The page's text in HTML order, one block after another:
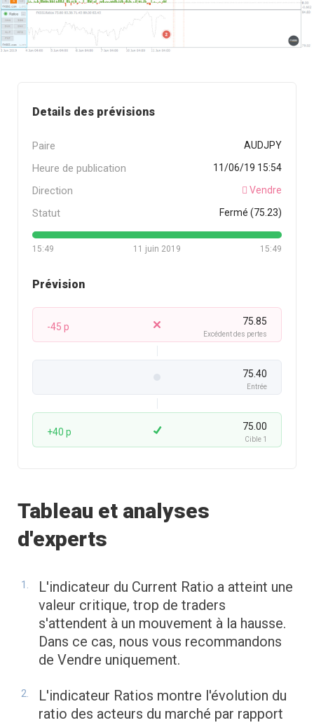
Details des prévisions
Paire AUDJPY
Heure de publication 11/06/19 15:54
Direction Vendre
Statut Fermé (75.23)
15:49 15:49
11 juin 2019
Prévision
-45 p 75.85
Excédent des pertes
75.40
Entrée
+40 p 75.00
Cible 1
Tableau et analyses
d'experts
L'indicateur du Current Ratio a atteint une
valeur critique, trop de traders
s'attendent à un mouvement à la hausse.
Dans ce cas, nous vous recommandons
de Vendre uniquement.
L'indicateur Ratios montre l'évolution du
ratio des acteurs du marché par rapport